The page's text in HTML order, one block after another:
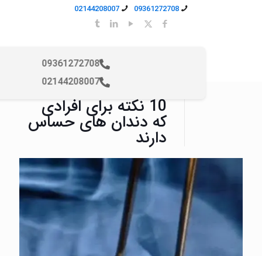
09361272708
02144208007
09361272708
02144208007
10 نکته برای افرادی
که دندان های حساس
دارند